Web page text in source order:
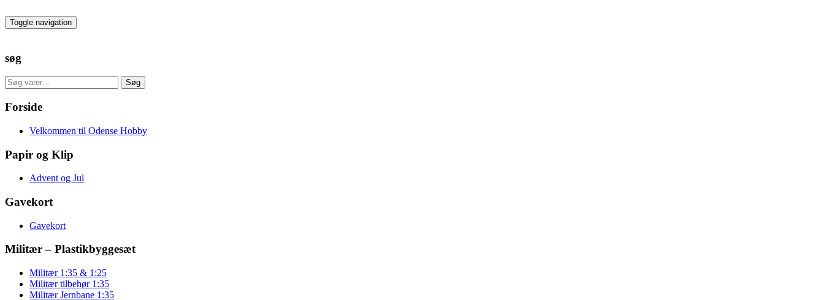
to
the
Toggle navigation
søg
Søg
efter:
Søg
Forside
Velkommen til Odense Hobby
Papir og Klip
Advent og Jul
Gavekort
Gavekort
Militær – Plastikbyggesæt
Militær 1:35 & 1:25
Militær tilbehør 1:35
Militær Jernbane 1:35